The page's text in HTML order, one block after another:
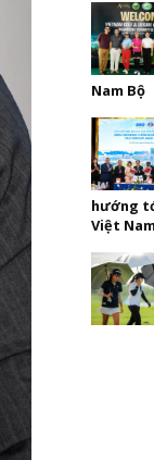
Nam Bộ
hướng
Việt Nam